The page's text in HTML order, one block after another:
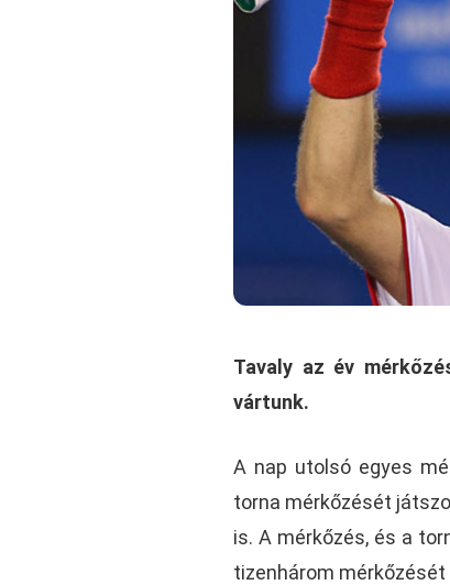
Tavaly az év
vártunk.
A nap utolsó egyes
torna mérkőzését
is. A mérkőzés, és a
tizenhárom mérkőzését